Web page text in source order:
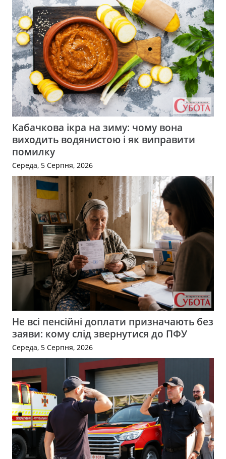
Кабачкова ікра на зиму: чому вона
виходить водянистою і як виправити
помилку
Середа, 5 Серпня, 2026
Не всі пенсійні доплати призначають без
заяви: кому слід звернутися до ПФУ
Середа, 5 Серпня, 2026